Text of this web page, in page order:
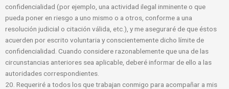
confidencialidad (por ejemplo, una actividad ilegal inminente o que
pueda poner en riesgo a uno mismo o a otros, conforme a una
resolución judicial o citación válida, etc.), y me aseguraré de que éstos
acuerden por escrito voluntaria y conscientemente dicho límite de
confidencialidad. Cuando considere razonablemente que una de las
circunstancias anteriores sea aplicable, deberé informar de ello a las
autoridades correspondientes.
20. Requeriré a todos los que trabajan conmigo para acompañar a mis